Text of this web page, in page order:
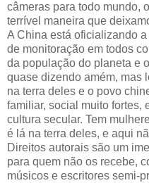
câmeras para todo mundo,
terrível maneira que
A China está oficializando
de monitoração em todos
da população do planeta e
quase dizendo amém, mas
na terra deles e o povo
familiar, social muito fortes,
cultura secular. Tem
é lá na terra deles, e aqui
Direitos autorais são um
para quem não os recebe,
músicos e escritores semi-